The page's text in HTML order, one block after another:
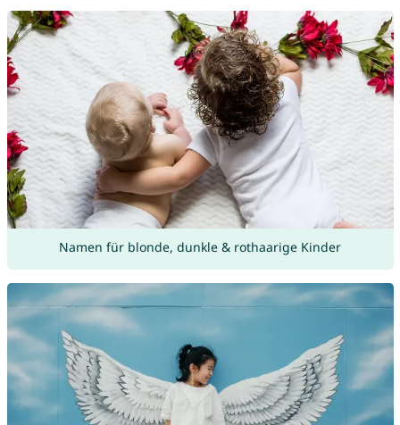
Namen für blonde, dunkle & rothaarige Kinder